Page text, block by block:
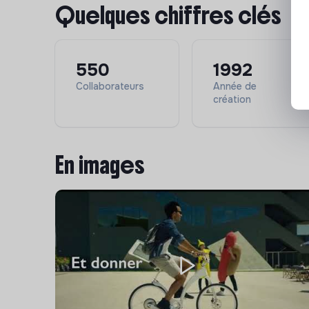
• Découvrir l’ensemble des sujets de Citeo
• Être en contact avec les plus grandes
autonomie
• Acquérir une très bonne connaissance des
Communication, R&D, Marketing…), et des
La liste des missions n’est pas limitative, vos
façonneront également votre poste au
multiplicité des enjeux environnementaux.
Les conditions :
Localisation : Le poste est basé à Paris.
Contrat: c’est un CDI et nous sommes prêts
Quelques chiffres clés
550
Collaborateurs
1992
Année de
création
En images